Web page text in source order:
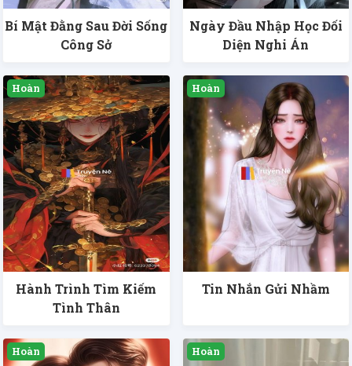
Bí Mật Đằng Sau Đời Sống
Công Sở
Ngày Đầu Nhập Học Đối
Diện Nghi Án
Hành Trình Tìm Kiếm
Tình Thân
Tin Nhắn Gửi Nhầm